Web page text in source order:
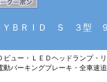
ＹＢＲＩＤ Ｓ ３型 ９
ビュー・ＬＥＤヘッドランプ・
動パーキングブレーキ・全車速